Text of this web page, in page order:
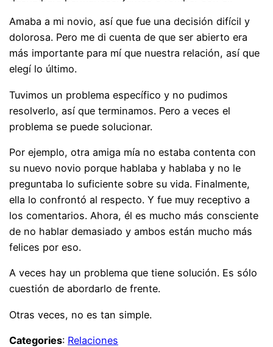
Amaba a mi novio, así que fue una decisión difícil y
dolorosa. Pero me di cuenta de que ser abierto era
más importante para mí que nuestra relación, así que
elegí lo último.
Tuvimos un problema específico y no pudimos
resolverlo, así que terminamos. Pero a veces el
problema se puede solucionar.
Por ejemplo, otra amiga mía no estaba contenta con
su nuevo novio porque hablaba y hablaba y no le
preguntaba lo suficiente sobre su vida. Finalmente,
ella lo confrontó al respecto. Y fue muy receptivo a
los comentarios. Ahora, él es mucho más consciente
de no hablar demasiado y ambos están mucho más
felices por eso.
A veces hay un problema que tiene solución. Es sólo
cuestión de abordarlo de frente.
Otras veces, no es tan simple.
Categories: Relaciones